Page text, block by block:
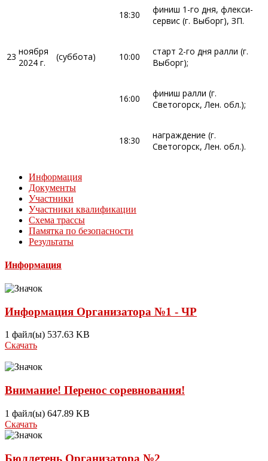
18:30
финиш 1-го дня, флекси-
сервис (г. Выборг), ЗП.
23 ноября
2024 г.
(суббота) 10:00
старт 2-го дня ралли (г.
Выборг);
16:00
финиш ралли (г.
Светогорск, Лен. обл.);
18:30
награждение (г.
Светогорск, Лен. обл.).
Информация
Документы
Участники
Участники квалификации
Схема трассы
Памятка по безопасности
Результаты
Информация
Информация Организатора №1 - ЧР
1 файл(ы) 537.63 KB
Скачать
Внимание! Перенос соревнования!
1 файл(ы) 647.89 KB
Скачать
Бюллетень Организатора №2